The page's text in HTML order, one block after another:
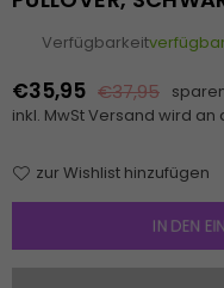
Verfügbarkeit
Normaler
Preis
€35,95 €37,95
inkl. MwStVersand wird an
zur Wishlist hinzufügen
IN DEN